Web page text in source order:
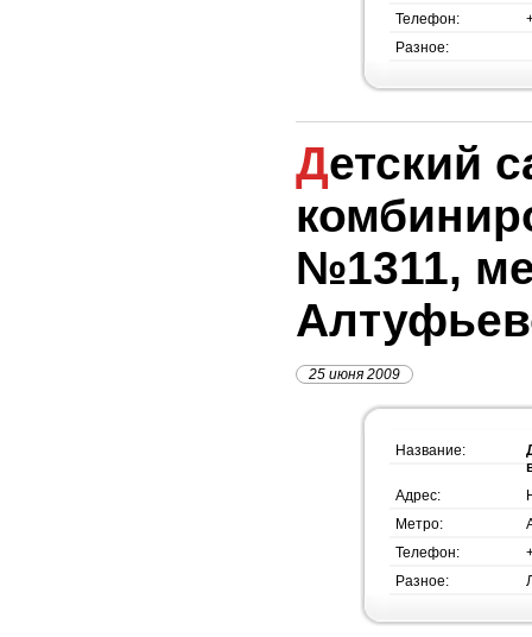
Телефон:
Разное:
Детский сад
№1311,
25 июня 2009
Название:
Адрес:
Метро:
Телефон:
Разное: